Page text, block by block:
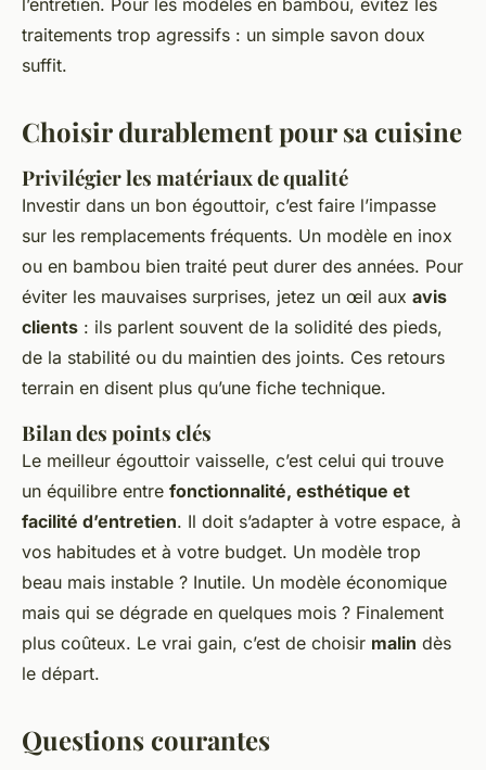
traitements trop agressifs : un simple savon doux
suffit.
Choisir durablement pour sa cuisine
Privilégier les matériaux de qualité
Investir dans un bon égouttoir, c’est faire l’impasse
sur les remplacements fréquents. Un modèle en inox
ou en bambou bien traité peut durer des années. Pour
éviter les mauvaises surprises, jetez un œil aux avis
clients : ils parlent souvent de la solidité des pieds,
de la stabilité ou du maintien des joints. Ces retours
terrain en disent plus qu’une fiche technique.
Bilan des points clés
Le meilleur égouttoir vaisselle, c’est celui qui trouve
un équilibre entre fonctionnalité, esthétique et
facilité d’entretien. Il doit s’adapter à votre espace, à
vos habitudes et à votre budget. Un modèle trop
beau mais instable ? Inutile. Un modèle économique
mais qui se dégrade en quelques mois ? Finalement
plus coûteux. Le vrai gain, c’est de choisir malin dès
le départ.
Questions courantes